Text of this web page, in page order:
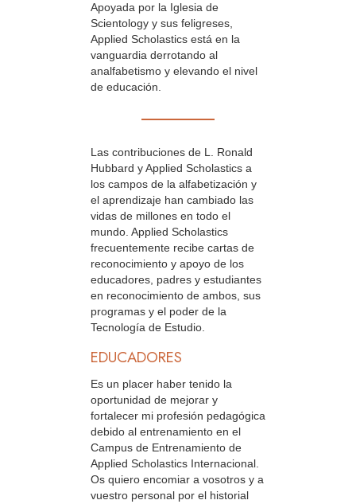
Apoyada por la Iglesia de
Scientology y sus feligreses,
Applied Scholastics está en la
vanguardia derrotando al
analfabetismo y elevando el nivel
de educación.
Las contribuciones de L. Ronald
Hubbard y Applied Scholastics a
los campos de la alfabetización y
el aprendizaje han cambiado las
vidas de millones en todo el
mundo. Applied Scholastics
frecuentemente recibe cartas de
reconocimiento y apoyo de los
educadores, padres y estudiantes
en reconocimiento de ambos, sus
programas y el poder de la
Tecnología de Estudio.
EDUCADORES
Es un placer haber tenido la
oportunidad de mejorar y
fortalecer mi profesión pedagógica
debido al entrenamiento en el
Campus de Entrenamiento de
Applied Scholastics Internacional.
Os quiero encomiar a vosotros y a
vuestro personal por el historial